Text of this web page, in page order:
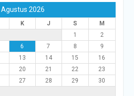
Agustus 2026
K J S
M
1
2
6 7 8
9
13 14 15
16
20 21 22
23
27 28 29
30